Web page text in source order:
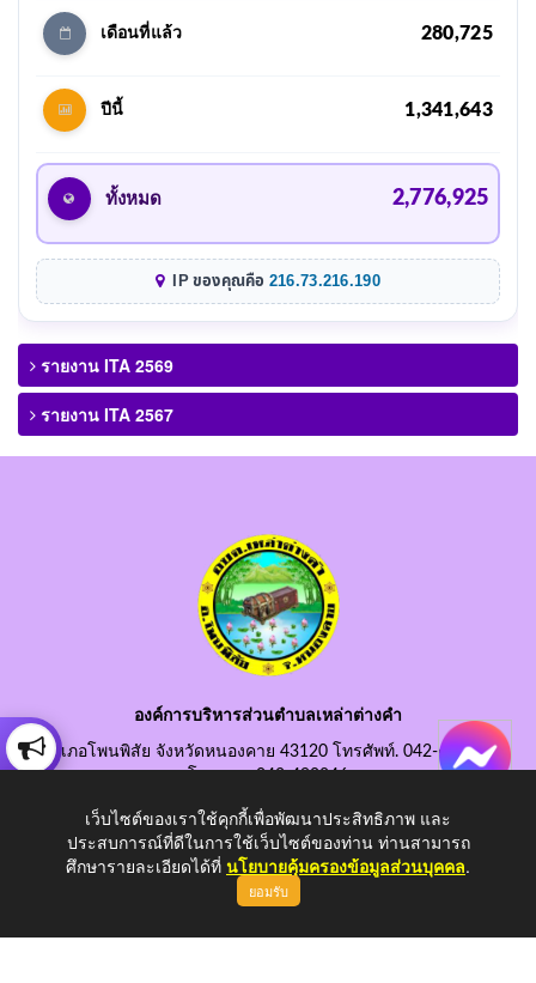
เดือนที่แล้ว 280,725
ปีนี้ 1,341,643
ทั้งหมด 2,776,925
IP ของคุณคือ 216.73.216.190
รายงาน ITA 2569
รายงาน ITA 2567
องค์การบริหารส่วนตำบลเหล่าต่างคำ
อำเภอโพนพิสัย จังหวัดหนองคาย 43120 โทรศัพท์. 042-490845
โทรสาร. 042-490846
อีเมลกลาง. saraban@laotangkham.go.th
เว็บไซต์ของเราใช้คุกกี้เพื่อพัฒนาประสิทธิภาพ และ
ประสบการณ์ที่ดีในการใช้เว็บไซต์ของท่าน ท่านสามารถ
ศึกษารายละเอียดได้ที่ นโยบายคุ้มครองข้อมูลส่วนบุคคล.
ยอมรับ